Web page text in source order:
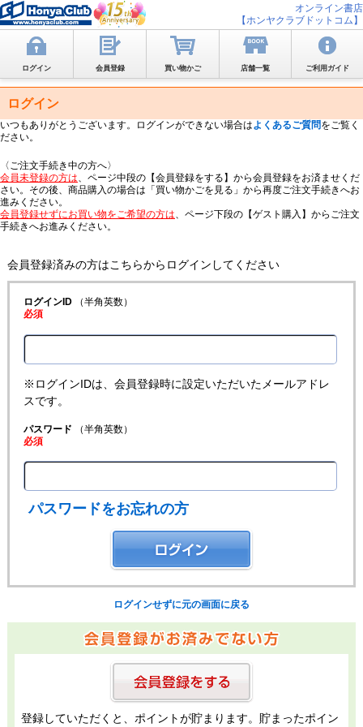
オンライン書店
【ホンヤクラブドットコム】
ログイン 会員登録 買い物かご 店舗一覧 ご利用ガイド
ログイン
いつもありがとうございます。ログインができない場合はよくあるご質問をご覧く
ださい。
〈ご注文手続き中の方へ〉
会員未登録の方は、ページ中段の【会員登録をする】から会員登録をお済ませくだ
さい。その後、商品購入の場合は「買い物かごを見る」から再度ご注文手続きへお
進みください。
会員登録せずにお買い物をご希望の方は、ページ下段の【ゲスト購入】からご注文
手続きへお進みください。
会員登録済みの方はこちらからログインしてください
ログインID（半角英数）
必須
※ログインIDは、会員登録時に設定いただいたメールアドレ
スです。
パスワード （半角英数）
必須
パスワードをお忘れの方
ログインせずに元の画面に戻る
登録していただくと、ポイントが貯まります。貯まったポイン